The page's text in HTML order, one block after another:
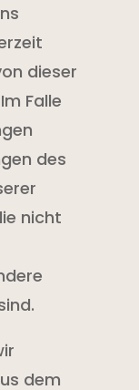
dieser
Falle
des
nicht
dem